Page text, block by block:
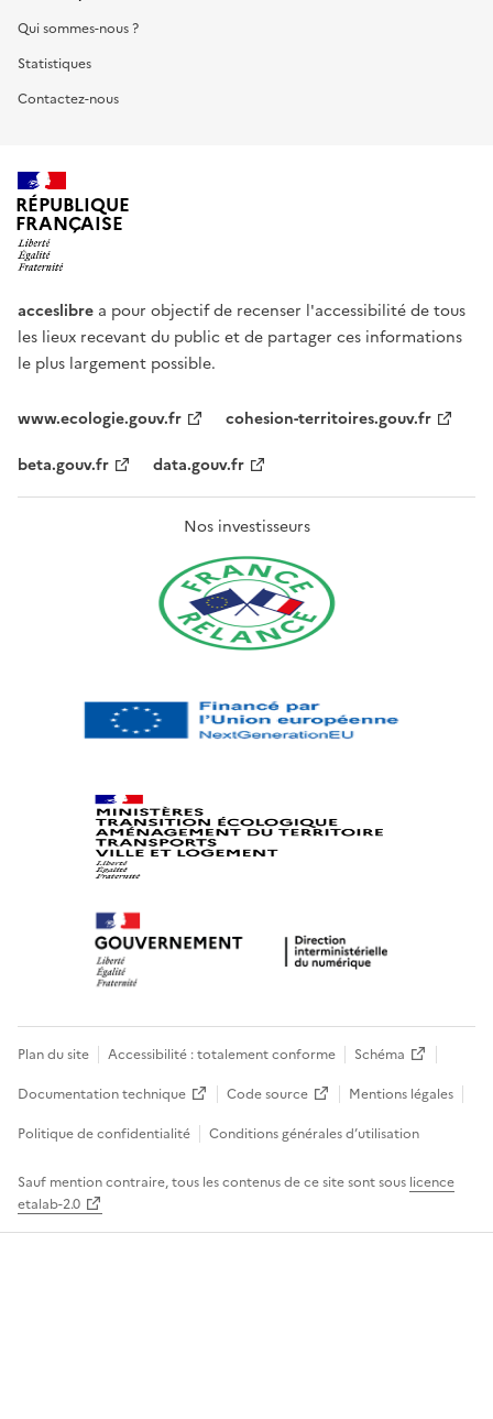
Qui sommes-nous ?
Statistiques
Contactez-nous
RÉPUBLIQUE
FRANÇAISE
acceslibre a pour objectif de recenser l'accessibilité de tous
les lieux recevant du public et de partager ces informations
le plus largement possible.
www.ecologie.gouv.fr
cohesion-territoires.gouv.fr
beta.gouv.fr
data.gouv.fr
Nos investisseurs
Plan du site Accessibilité : totalement conforme
Schéma
Documentation technique
Code source
Mentions légales
Politique de confidentialité
Conditions générales d’utilisation
Sauf mention contraire, tous les contenus de ce site sont sous licence
etalab-2.0